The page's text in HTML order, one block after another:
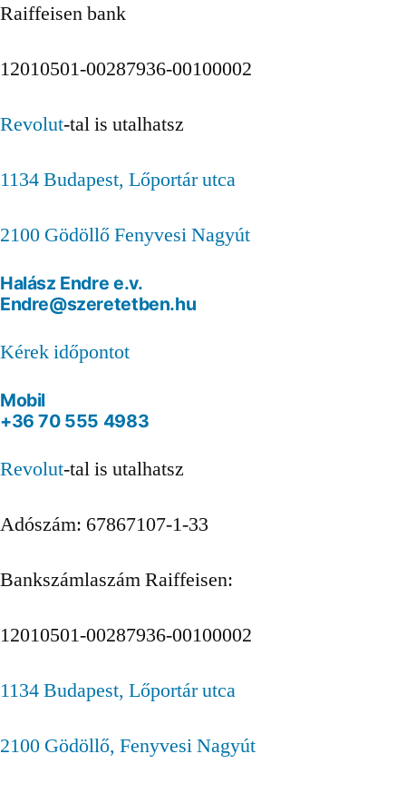
Raiffeisen bank
12010501-00287936-00100002
Revolut-tal is utalhatsz
1134 Budapest, Lőportár utca
2100 Gödöllő Fenyvesi Nagyút
Halász Endre e.v.
Endre@szeretetben.hu
Kérek időpontot
Mobil
+36 70 555 4983
Revolut-tal is utalhatsz
Adószám: 67867107-1-33
Bankszámlaszám Raiffeisen:
12010501-00287936-00100002
1134 Budapest, Lőportár utca
2100 Gödöllő, Fenyvesi Nagyút